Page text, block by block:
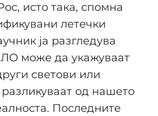
исто така, спомна
летечки
ја разгледува
може да укажуваат
светови или
од нашето
Последните